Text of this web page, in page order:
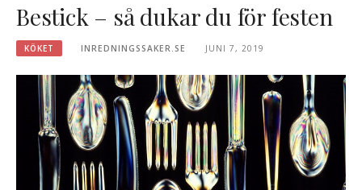
Bestick – så dukar du för festen
KÖKET INREDNINGSSAKER.SE JUNI 7, 2019